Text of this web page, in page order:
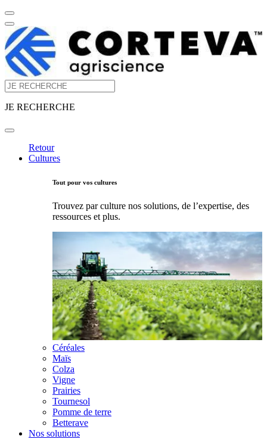
JE RECHERCHE
Retour
Cultures
Tout pour vos cultures
Trouvez par culture nos solutions, de l’expertise, des
ressources et plus.
Céréales
Maïs
Colza
Vigne
Prairies
Tournesol
Pomme de terre
Betterave
Nos solutions